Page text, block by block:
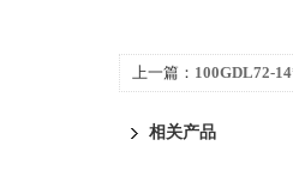
上一篇： 100GDL72-
相关产品